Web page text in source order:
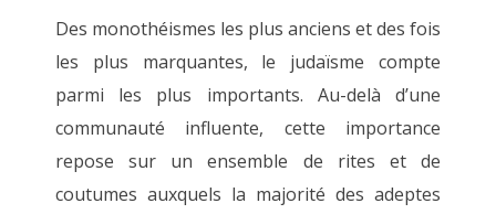
Des monothéismes les plus anciens et des fois
les plus marquantes, le judaïsme compte
parmi les plus importants. Au-delà d’une
communauté influente, cette importance
repose sur un ensemble de rites et de
coutumes auxquels la majorité des adeptes